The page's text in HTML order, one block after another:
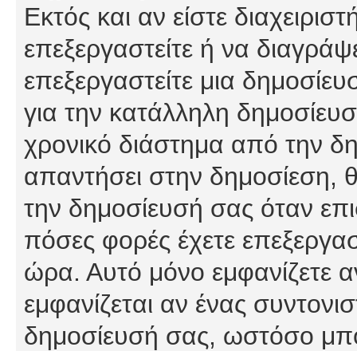
Εκτός και αν είστε
επεξεργαστείτε ή να
επεξεργαστείτε μια
για την κατάλληλη
χρονικό διάστημα από την
απαντήσει στην δημοσίεση,
την δημοσίευσή σας όταν
πόσες φορές έχετε
ώρα. Αυτό μόνο εμφανίζετε
εμφανίζεται αν ένας
δημοσίευσή σας, ωστόσο